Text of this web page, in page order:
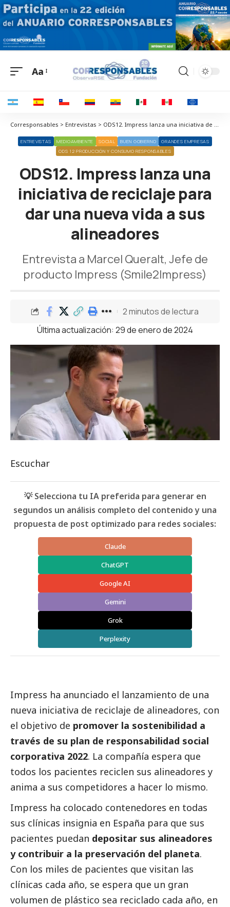
Aa
Corresponsables > Entrevistas > ODS12. Impress lanza una iniciativa de reciclaje para dar una nueva vida a sus alineadores
ENTREVISTAS MEDIOAMBIENTE SOCIAL BUEN GOBIERNO
GRANDES EMPRESAS
ODS 12 PRODUCCIÓN Y CONSUMO RESPONSABLES
ODS12. Impress lanza una
iniciativa de reciclaje para
dar una nueva vida a sus
alineadores
Entrevista a Marcel Queralt, Jefe de
producto Impress (Smile2Impress)
Última actualización: 29 de enero de 2024
2 minutos de lectura
Escuchar
💡 Selecciona tu IA preferida para generar en
segundos un análisis completo del contenido y una
propuesta de post optimizado para redes sociales:
Claude
ChatGPT
Google AI
Gemini
Grok
Perplexity
Impress ha anunciado el lanzamiento de una
nueva iniciativa de reciclaje de alineadores, con
el objetivo de promover la sostenibilidad a
través de su plan de responsabilidad social
corporativa 2022. La compañía espera que
todos los pacientes reciclen sus alineadores y
anima a sus competidores a hacer lo mismo.
Impress ha colocado contenedores en todas
sus clínicas insignia en España para que sus
pacientes puedan depositar sus alineadores
y contribuir a la preservación del planeta.
Con los miles de pacientes que visitan las
clínicas cada año, se espera que un gran
volumen de plástico sea reciclado cada año, en